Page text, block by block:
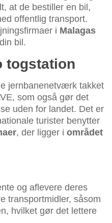
at de bestiller en bil,
offentlig transport.
i Malagas
bil.
togstation
jernbanenetværk takket
som også gør det
uden for landet. Det er
turister benytter
, der ligger i området
og aflevere deres
transportmidler, såsom
hvilket gør det lettere